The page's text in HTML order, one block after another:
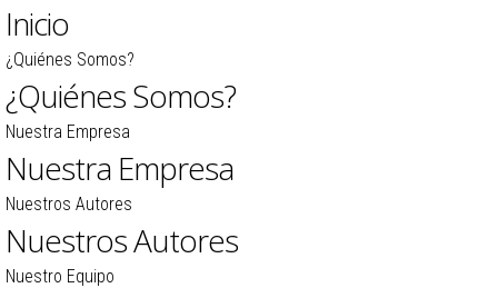
Inicio
¿Quiénes Somos?
¿Quiénes Somos?
Nuestra Empresa
Nuestra Empresa
Nuestros Autores
Nuestros Autores
Nuestro Equipo